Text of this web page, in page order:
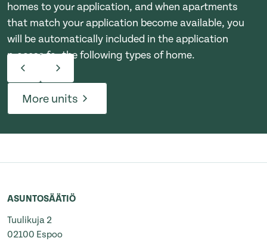
homes to your application, and when apartments
that match your application become available, you
will be automatically included in the application
process for the following types of home.
More units
ASUNTOSÄÄTIÖ
Tuulikuja 2
02100 Espoo